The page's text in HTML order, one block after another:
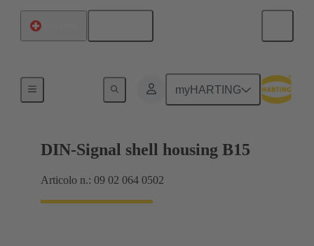
myHARTING
DIN-Signal shell housing B15
Articolo n.: 09 02 064 0502